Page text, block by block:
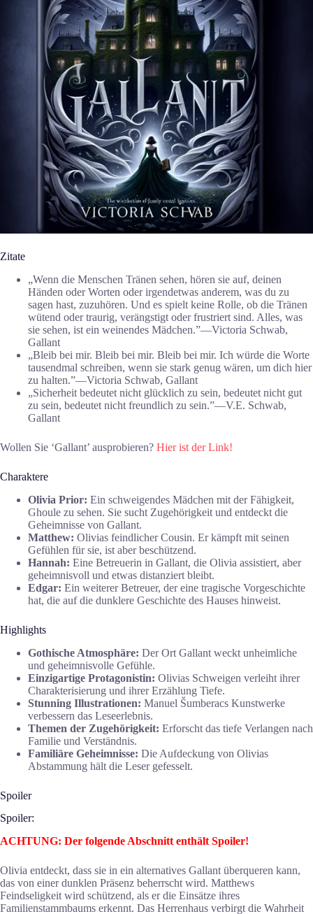
Zitate
„Wenn die Menschen Tränen sehen, hören sie auf, deinen
Händen oder Worten oder irgendetwas anderem, was du zu
sagen hast, zuzuhören. Und es spielt keine Rolle, ob die Tränen
wütend oder traurig, verängstigt oder frustriert sind. Alles, was
sie sehen, ist ein weinendes Mädchen.”―Victoria Schwab,
Gallant
„Bleib bei mir. Bleib bei mir. Bleib bei mir. Ich würde die Worte
tausendmal schreiben, wenn sie stark genug wären, um dich hier
zu halten.”―Victoria Schwab, Gallant
„Sicherheit bedeutet nicht glücklich zu sein, bedeutet nicht gut
zu sein, bedeutet nicht freundlich zu sein.”―V.E. Schwab,
Gallant
Wollen Sie ‘Gallant’ ausprobieren? Hier ist der Link!
Charaktere
Olivia Prior: Ein schweigendes Mädchen mit der Fähigkeit,
Ghoule zu sehen. Sie sucht Zugehörigkeit und entdeckt die
Geheimnisse von Gallant.
Matthew: Olivias feindlicher Cousin. Er kämpft mit seinen
Gefühlen für sie, ist aber beschützend.
Hannah: Eine Betreuerin in Gallant, die Olivia assistiert, aber
geheimnisvoll und etwas distanziert bleibt.
Edgar: Ein weiterer Betreuer, der eine tragische Vorgeschichte
hat, die auf die dunklere Geschichte des Hauses hinweist.
Highlights
Gothische Atmosphäre: Der Ort Gallant weckt unheimliche
und geheimnisvolle Gefühle.
Einzigartige Protagonistin: Olivias Schweigen verleiht ihrer
Charakterisierung und ihrer Erzählung Tiefe.
Stunning Illustrationen: Manuel Šumberacs Kunstwerke
verbessern das Leseerlebnis.
Themen der Zugehörigkeit: Erforscht das tiefe Verlangen nach
Familie und Verständnis.
Familiäre Geheimnisse: Die Aufdeckung von Olivias
Abstammung hält die Leser gefesselt.
Spoiler
Spoiler:
ACHTUNG: Der folgende Abschnitt enthält Spoiler!
Olivia entdeckt, dass sie in ein alternatives Gallant überqueren kann,
das von einer dunklen Präsenz beherrscht wird. Matthews
Feindseligkeit wird schützend, als er die Einsätze ihres
Familienstammbaums erkennt. Das Herrenhaus verbirgt die Wahrheit